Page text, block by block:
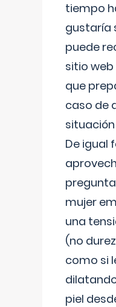
tiempo
gustaría
puede
sitio web
que
caso de
De igual
mujer
una
(no
como si
piel